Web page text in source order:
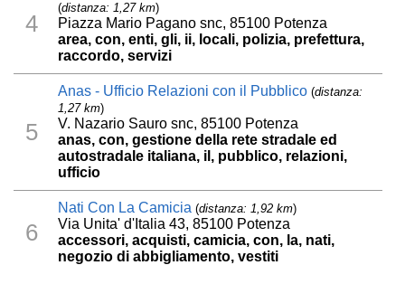
4
(distanza: 1,27 km)
Piazza Mario Pagano snc, 85100 Potenza
area, con, enti, gli, ii, locali, polizia, prefettura,
raccordo, servizi
5
Anas - Ufficio Relazioni con il Pubblico (distanza:
1,27 km)
V. Nazario Sauro snc, 85100 Potenza
anas, con, gestione della rete stradale ed
autostradale italiana, il, pubblico, relazioni,
ufficio
6
Nati Con La Camicia (distanza: 1,92 km)
Via Unita' d'Italia 43, 85100 Potenza
accessori, acquisti, camicia, con, la, nati,
negozio di abbigliamento, vestiti